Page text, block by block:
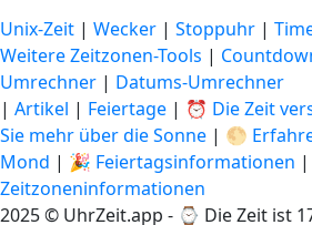
Unix-Zeit | Wecker | Stoppuhr |
Weitere Zeitzonen-Tools |
Umrechner | Datums-Umrechner
| Artikel | Feiertage | ⏰ Die Zeit
Sie mehr über die Sonne | 🌕
Mond | 🎉 Feiertagsinformationen |
Zeitzoneninformationen
2025 © UhrZeit.app - ⌚ Die Zeit ist